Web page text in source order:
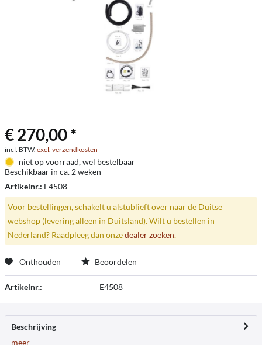
€ 270,00 *
incl. BTW. excl. verzendkosten
niet op voorraad, wel bestelbaar
Beschikbaar in ca. 2 weken
Artikelnr.: E4508
Voor bestellingen, schakelt u alstublieft over naar de Duitse
webshop (levering alleen in Duitsland). Wilt u bestellen in
Nederland? Raadpleeg dan onzedealer zoeken.
Onthouden Beoordelen
Artikelnr.: E4508
Beschrijving
meer